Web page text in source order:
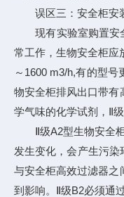
误区三：安全柜安
现有实验室购置安全
常工作，生物安全柜应
～1600 m3/h,有的型
物安全柜排风出口带有
学气味的化学试剂，Ⅱ
Ⅱ级A2型生物安全柜
发生变化，会产生污
与安全柜高效过滤器之
到影响。Ⅱ级B2必须通